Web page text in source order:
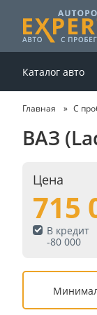
Каталог авто
Главная С
ВАЗ
Цена
715
В кредит
-80 000